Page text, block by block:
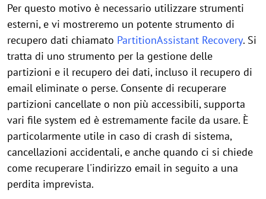
Per questo motivo è necessario utilizzare strumenti
esterni, e vi mostreremo un potente strumento di
recupero dati chiamato PartitionAssistant Recovery. Si
tratta di uno strumento per la gestione delle
partizioni e il recupero dei dati, incluso il recupero di
email eliminate o perse. Consente di recuperare
partizioni cancellate o non più accessibili, supporta
vari file system ed è estremamente facile da usare. È
particolarmente utile in caso di crash di sistema,
cancellazioni accidentali, e anche quando ci si chiede
come recuperare l'indirizzo email in seguito a una
perdita imprevista.